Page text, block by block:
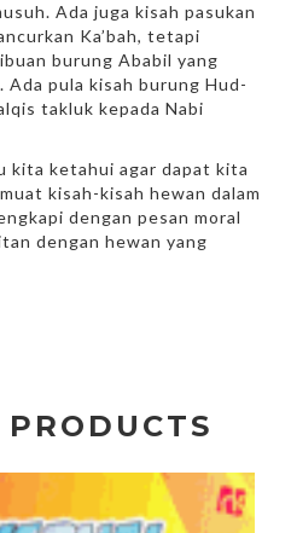
Ada juga kisah pasukan
Ka’bah, tetapi
burung Ababil yang
Ada pula kisah burung Hud-
takluk kepada Nabi
kita ketahui agar dapat kita
kisah-kisah hewan dalam
dengan pesan moral
dengan hewan yang